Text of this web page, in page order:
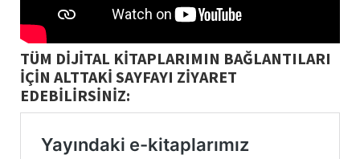
TÜM DİJİTAL KİTAPLARIMIN BAĞLANTILARI
İÇİN ALTTAKİ SAYFAYI ZİYARET
EDEBİLİRSİNİZ: